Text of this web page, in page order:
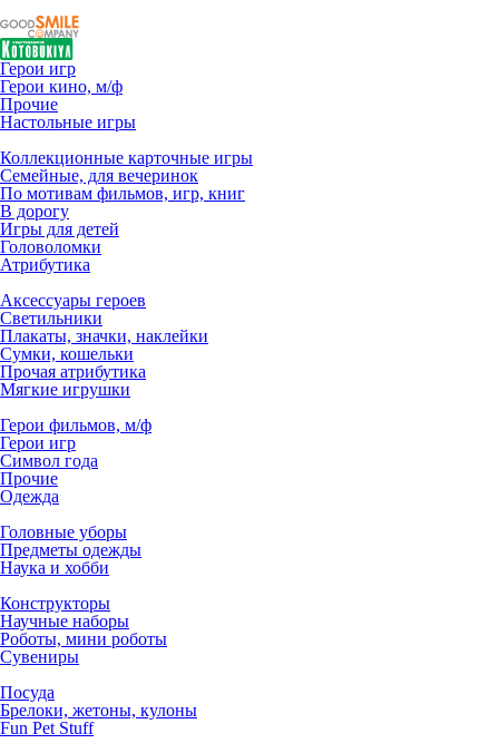
Герои игр
Герои кино, м/ф
Прочие
Настольные игры
Коллекционные карточные игры
Семейные, для вечеринок
По мотивам фильмов, игр, книг
В дорогу
Игры для детей
Головоломки
Атрибутика
Аксессуары героев
Светильники
Плакаты, значки, наклейки
Сумки, кошельки
Прочая атрибутика
Мягкие игрушки
Герои фильмов, м/ф
Герои игр
Символ года
Прочие
Одежда
Головные уборы
Предметы одежды
Наука и хобби
Конструкторы
Научные наборы
Роботы, мини роботы
Сувениры
Посуда
Брелоки, жетоны, кулоны
Fun Pet Stuff